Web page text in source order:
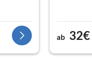
ab 32€